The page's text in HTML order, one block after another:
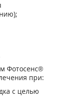
Фотосенс®
при:
с целью